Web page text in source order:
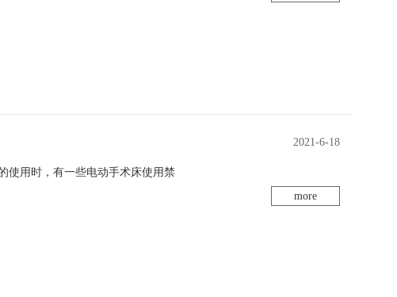
使用时，有一些电动手术床使用禁
2021-6-18
more